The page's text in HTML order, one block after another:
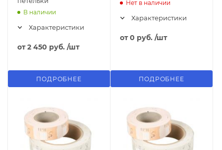
В наличии
Характеристики
от2 450 руб. /шт
ПОДРОБНЕЕ
Нет в наличии
Характеристики
от0 руб. /шт
ПОДРОБНЕЕ